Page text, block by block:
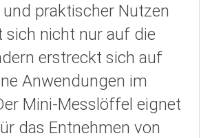
praktischer Nutzen
sich nicht nur auf die
erstreckt sich auf
Anwendungen im
Mini-Messlöffel eignet
das Entnehmen von